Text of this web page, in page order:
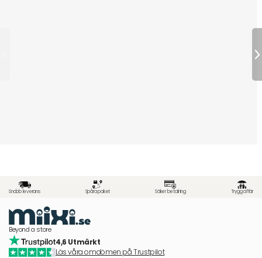
Snabb leverans Spåra paket Säker betalning Trygg affär
Beyond a store
4,6 Utmärkt
Läs våra omdömen på Trustpilot